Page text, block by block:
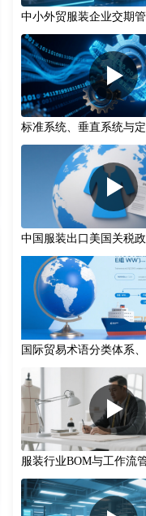
中小外贸服装企业交期
标准系统、垂直系统与
中国服装出口美国关税
国际贸易术语分类体系
服装行业BOM与工作流